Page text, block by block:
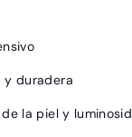
y duradera
la piel y